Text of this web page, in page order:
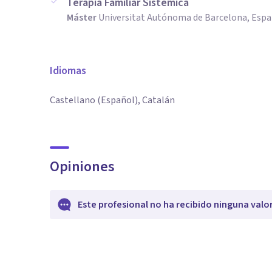
MásterUniversitat Autónoma de Barcelona,
Idiomas
Castellano (Español), Catalán
Opiniones
Este profesional no ha recibido ninguna